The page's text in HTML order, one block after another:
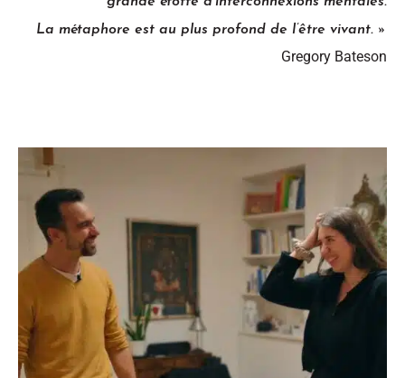
La métaphore est au plus profond de l’être vivant. »
Gregory Bateson